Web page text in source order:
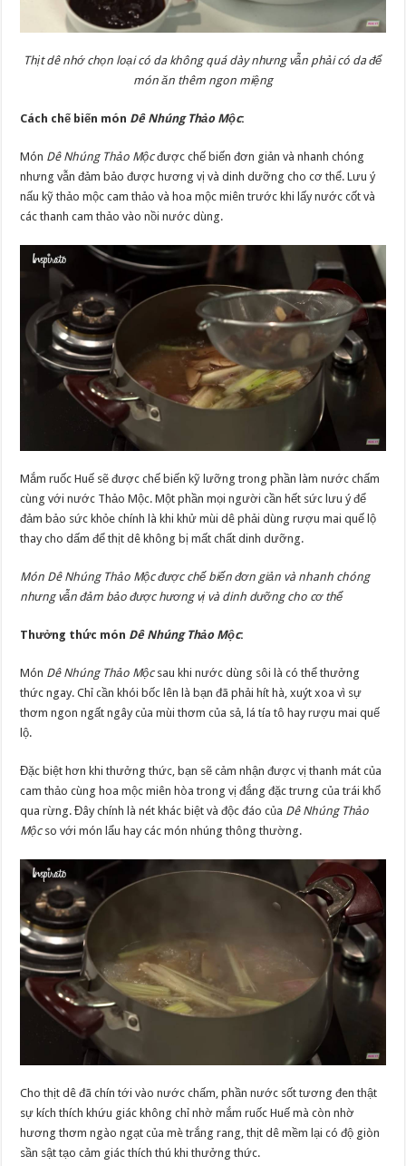
Thịt dê nhớ chọn loại có da không quá dày nhưng vẫn phải có da để
món ăn thêm ngon miệng
Cách chế biến món Dê Nhúng Thảo Mộc:
Món Dê Nhúng Thảo Mộcđược chế biến đơn giản và nhanh chóng
nhưng vẫn đảm bảo được hương vị và dinh dưỡng cho cơ thể. Lưu ý
nấu kỹ thảo mộc cam thảo và hoa mộc miên trước khi lấy nước cốt và
các thanh cam thảo vào nồi nước dùng.
Mắm ruốc Huế sẽ được chế biến kỹ lưỡng trong phần làm nước chấm
cùng với nước Thảo Mộc. Một phần mọi người cần hết sức lưu ý để
đảm bảo sức khỏe chính là khi khử mùi dê phải dùng rượu mai quế lộ
thay cho dấm để thịt dê không bị mất chất dinh dưỡng.
Món Dê Nhúng Thảo Mộc được chế biến đơn giản và nhanh chóng
nhưng vẫn đảm bảo được hương vị và dinh dưỡng cho cơ thể
Thưởng thức món Dê Nhúng Thảo Mộc:
Món Dê Nhúng Thảo Mộcsau khi nước dùng sôi là có thể thưởng
thức ngay. Chỉ cần khói bốc lên là bạn đã phải hít hà, xuýt xoa vì sự
thơm ngon ngất ngây của mùi thơm của sả, lá tía tô hay rượu mai quế
lộ.
Đặc biệt hơn khi thưởng thức, bạn sẽ cảm nhận được vị thanh mát của
cam thảo cùng hoa mộc miên hòa trong vị đắng đặc trưng của trái khổ
qua rừng. Đây chính là nét khác biệt và độc đáo của Dê Nhúng Thảo
Mộcso với món lẩu hay các món nhúng thông thường.
Cho thịt dê đã chín tới vào nước chấm, phần nước sốt tương đen thật
sự kích thích khứu giác không chỉ nhờ mắm ruốc Huế mà còn nhờ
hương thơm ngào ngạt của mè trắng rang, thịt dê mềm lại có độ giòn
sần sật tạo cảm giác thích thú khi thưởng thức.